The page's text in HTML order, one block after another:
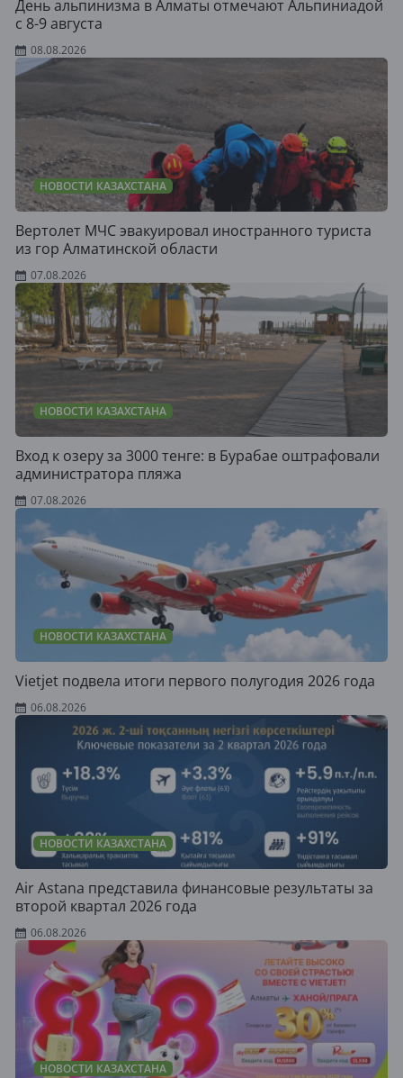
День альпинизма в Алматы отмечают Альпиниадой
с 8-9 августа
08.08.2026
НОВОСТИ КАЗАХСТАНА
Вертолет МЧС эвакуировал иностранного туриста
из гор Алматинской области
07.08.2026
НОВОСТИ КАЗАХСТАНА
Вход к озеру за 3000 тенге: в Бурабае оштрафовали
администратора пляжа
07.08.2026
НОВОСТИ КАЗАХСТАНА
Vietjet подвела итоги первого полугодия 2026 года
06.08.2026
НОВОСТИ КАЗАХСТАНА
Air Astana представила финансовые результаты за
второй квартал 2026 года
06.08.2026
НОВОСТИ КАЗАХСТАНА